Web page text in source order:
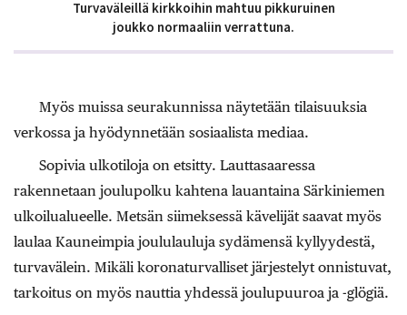
Turvaväleillä kirkkoihin mahtuu pikkuruinen
joukko normaaliin verrattuna.
Myös muissa seurakunnissa näytetään tilaisuuksia
verkossa ja hyödynnetään sosiaalista mediaa.
Sopivia ulkotiloja on etsitty. Lauttasaaressa
rakennetaan joulupolku kahtena lauantaina Särkiniemen
ulkoilualueelle. Metsän siimeksessä kävelijät saavat myös
laulaa Kauneimpia joululauluja sydämensä kyllyydestä,
turvavälein. ­Mikäli koronaturvalliset järjestelyt onnistuvat,
tarkoitus on myös nauttia yhdessä joulupuuroa ja -glögiä.